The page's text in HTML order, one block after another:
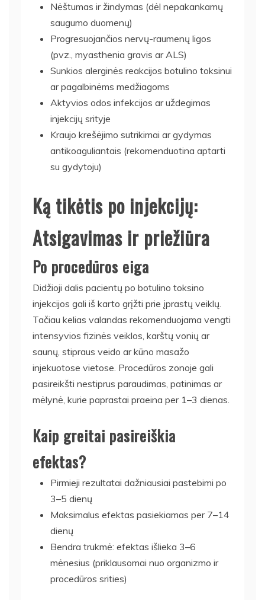
Nėštumas ir žindymas (dėl nepakankamų
saugumo duomenų)
Progresuojančios nervų-raumenų ligos
(pvz., myasthenia gravis ar ALS)
Sunkios alerginės reakcijos botulino toksinui
ar pagalbinėms medžiagoms
Aktyvios odos infekcijos ar uždegimas
injekcijų srityje
Kraujo krešėjimo sutrikimai ar gydymas
antikoaguliantais (rekomenduotina aptarti
su gydytoju)
Ką tikėtis po injekcijų:
Atsigavimas ir priežiūra
Po procedūros eiga
Didžioji dalis pacientų po botulino toksino
injekcijos gali iš karto grįžti prie įprastų veiklų.
Tačiau kelias valandas rekomenduojama vengti
intensyvios fizinės veiklos, karštų vonių ar
saunų, stipraus veido ar kūno masažo
injekuotose vietose. Procedūros zonoje gali
pasireikšti nestiprus paraudimas, patinimas ar
mėlynė, kurie paprastai praeina per 1–3 dienas.
Kaip greitai pasireiškia
efektas?
Pirmieji rezultatai dažniausiai pastebimi po
3–5 dienų
Maksimalus efektas pasiekiamas per 7–14
dienų
Bendra trukmė: efektas išlieka 3–6
mėnesius (priklausomai nuo organizmo ir
procedūros srities)